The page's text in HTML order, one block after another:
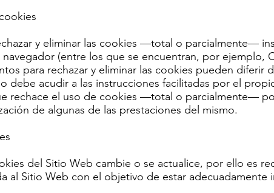
y eliminar las cookies —total o parcialmente—
(entre los que se encuentran, por ejemplo,
para rechazar y eliminar las cookies pueden diferir
debe acudir a las instrucciones facilitadas por el
rechace el uso de cookies —total o parcialmente—
de algunas de las prestaciones del mismo.
del Sitio Web cambie o se actualice, por ello es
al Sitio Web con el objetivo de estar